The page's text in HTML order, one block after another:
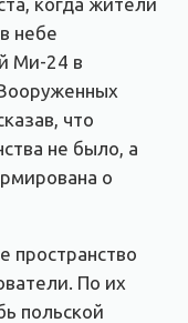
когда жители
небе
Ми-24 в
что
не было, а
о
пространство
По их
польской